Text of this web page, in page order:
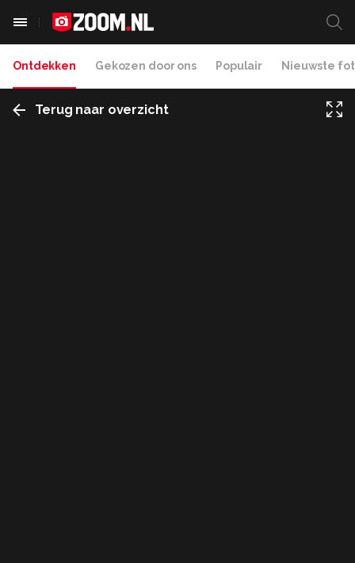
Ontdekken Gekozen door ons Populair Nieuwste
Terug naar overzicht